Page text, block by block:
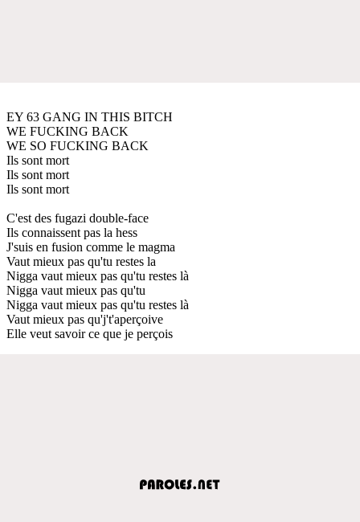
EY 63 GANG IN THIS BITCH
WE FUCKING BACK
WE SO FUCKING BACK
Ils sont mort
Ils sont mort
Ils sont mort
C'est des fugazi double-face
Ils connaissent pas la hess
J'suis en fusion comme le magma
Vaut mieux pas qu'tu restes la
Nigga vaut mieux pas qu'tu restes là
Nigga vaut mieux pas qu'tu
Nigga vaut mieux pas qu'tu restes là
Vaut mieux pas qu'j't'aperçoive
Elle veut savoir ce que je perçois